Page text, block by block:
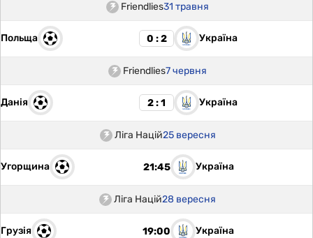
Friendlies31 травня
Польща 0 : 2 Україна
Friendlies7 червня
Данія 2 : 1 Україна
Ліга Націй25 вересня
Угорщина 21:45 Україна
Ліга Націй28 вересня
Грузія 19:00 Україна